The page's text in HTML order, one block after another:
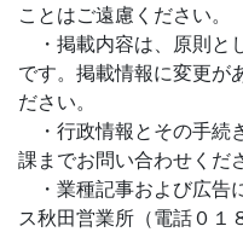
ことはご遠慮ください。
・掲載内容は、原則と
です。掲載情報に変更が
ださい。
・行政情報とその手続
課までお問い合わせくだ
・業種記事および広告
ス秋田営業所（電話０１